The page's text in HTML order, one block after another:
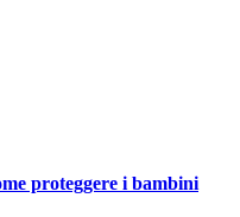
proteggere i bambini